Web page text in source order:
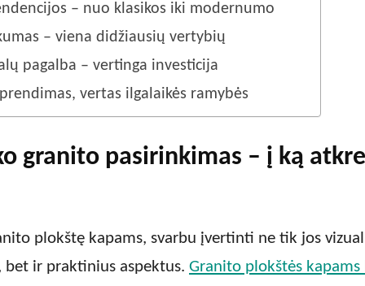
– nuo klasikos iki modernumo
– viena didžiausių vertybių
pagalba – vertinga investicija
vertas ilgalaikės ramybės
granito pasirinkimas – į ką
plokštę kapams, svarbu įvertinti ne tik jos
bet ir praktinius aspektus. Granito plokštės kapams